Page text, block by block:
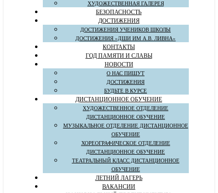
ХУДОЖЕСТВЕННАЯ ГАЛЕРЕЯ
БЕЗОПАСНОСТЬ
ДОСТИЖЕНИЯ
ДОСТИЖЕНИЯ УЧЕНИКОВ ШКОЛЫ
ДОСТИЖЕНИЯ «ДШИ ИМ А.В. ЛИВНА»
КОНТАКТЫ
ГОД ПАМЯТИ И СЛАВЫ
НОВОСТИ
О НАС ПИШУТ
ДОСТИЖЕНИЯ
БУДЬТЕ В КУРСЕ
ДИСТАНЦИОННОЕ ОБУЧЕНИЕ
ХУДОЖЕСТВЕННОЕ ОТДЕЛЕНИЕ
ДИСТАНЦИОННОЕ ОБУЧЕНИЕ
МУЗЫКАЛЬНОЕ ОТДЕЛЕНИЕ ДИСТАНЦИОННОЕ
ОБУЧЕНИЕ
ХОРЕОГРАФИЧЕСКОЕ ОТДЕЛЕНИЕ
ДИСТАНЦИОННОЕ ОБУЧЕНИЕ
ТЕАТРАЛЬНЫЙ КЛАСС ДИСТАНЦИОННОЕ
ОБУЧЕНИЕ
ЛЕТНИЙ ЛАГЕРЬ
ВАКАНСИИ